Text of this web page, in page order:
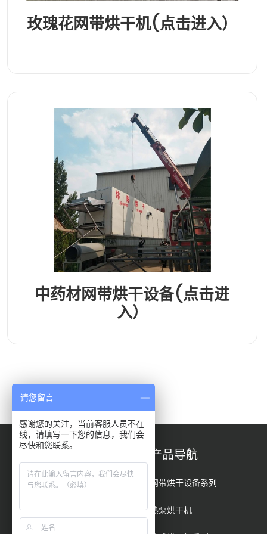
玫瑰花网带烘干机(点击进入）
中药材网带烘干设备(点击进
入）
关于我们
产品展示
产品导航
网带烘干设备系列
热泵烘干机
请您留言
感谢您的关注，当前客服人员不在
线，请填写一下您的信息，我们会
尽快和您联系。